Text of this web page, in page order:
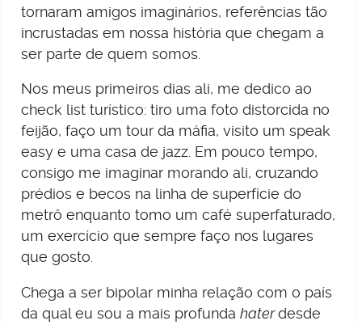
tornaram amigos imaginários, referências tão
incrustadas em nossa história que chegam a
ser parte de quem somos.
Nos meus primeiros dias ali, me dedico ao
check list turístico: tiro uma foto distorcida no
feijão, faço um tour da máfia, visito um speak
easy e uma casa de jazz. Em pouco tempo,
consigo me imaginar morando ali, cruzando
prédios e becos na linha de superfície do
metrô enquanto tomo um café superfaturado,
um exercício que sempre faço nos lugares
que gosto.
Chega a ser bipolar minha relação com o país
da qual eu sou a mais profunda haterdesde